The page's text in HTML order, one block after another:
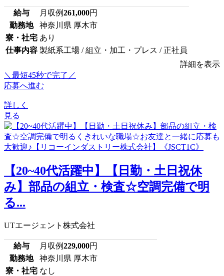
給与 月収例261,000円
勤務地
神奈川県 厚木市
寮・社宅 あり
仕事内容 製紙系工場 / 組立・加工・プレス / 正社員
詳細を表示
＼最短45秒で完了／
応募へ進む
詳しく
見る
【20~40代活躍中】【日勤・土日祝休
み】部品の組立・検査☆空調完備で明
る...
UTエージェント株式会社
給与 月収例229,000円
勤務地
神奈川県 厚木市
寮・社宅 なし